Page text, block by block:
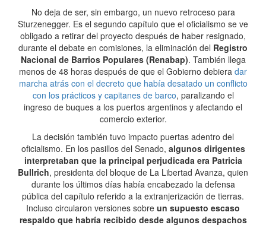
No deja de ser, sin embargo, un nuevo retroceso para
Sturzenegger. Es el segundo capítulo que el oficialismo se ve
obligado a retirar del proyecto después de haber resignado,
durante el debate en comisiones, la eliminación del Registro
Nacional de Barrios Populares (Renabap). También llega
menos de 48 horas después de que el Gobierno debiera dar
marcha atrás con el decreto que había desatado un conflicto
con los prácticos y capitanes de barco, paralizando el
ingreso de buques a los puertos argentinos y afectando el
comercio exterior.
La decisión también tuvo impacto puertas adentro del
oficialismo. En los pasillos del Senado, algunos dirigentes
interpretaban que la principal perjudicada era Patricia
Bullrich, presidenta del bloque de La Libertad Avanza, quien
durante los últimos días había encabezado la defensa
pública del capítulo referido a la extranjerización de tierras.
Incluso circularon versiones sobre un supuesto escaso
respaldo que habría recibido desde algunos despachos